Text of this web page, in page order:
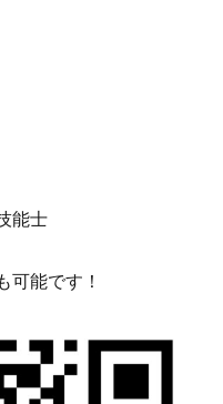
能士
能です！